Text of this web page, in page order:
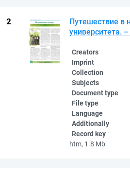
Путешествие в
университета.
Creators
Imprint
Collection
Subjects
Document type
File type
Language
Additionally
Record key
htm, 1.8 Mb